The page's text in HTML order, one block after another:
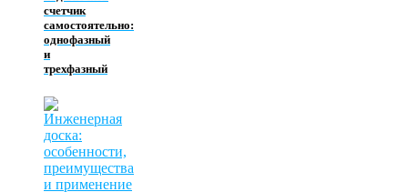
счетчик
самостоятельно:
однофазный
и
трехфазный